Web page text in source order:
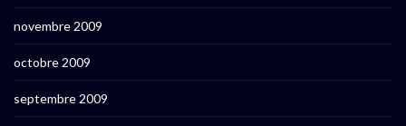
novembre 2009
octobre 2009
septembre 2009